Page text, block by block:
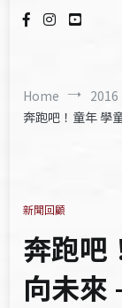
Home 2016
奔跑吧！童年 學
新聞回顧
奔跑吧
向未來